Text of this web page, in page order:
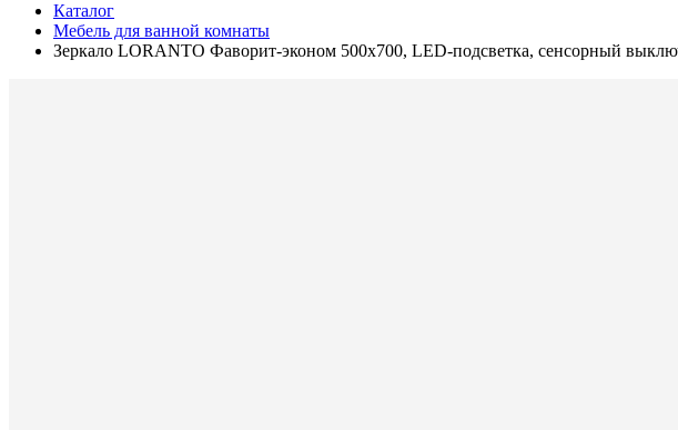
Каталог
Мебель для ванной комнаты
Зеркало LORANTO Фаворит-эконом 500х700, LED-подсветка, сенсорный